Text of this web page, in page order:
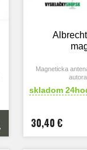
Magneticka
skladom
30,40 €